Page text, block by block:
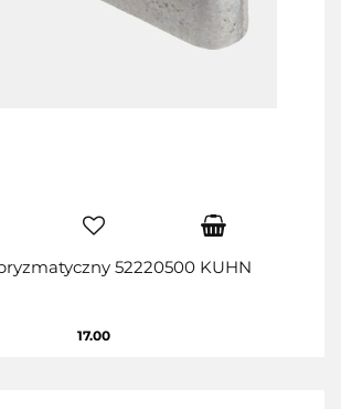
52220500 KUHN
17.00